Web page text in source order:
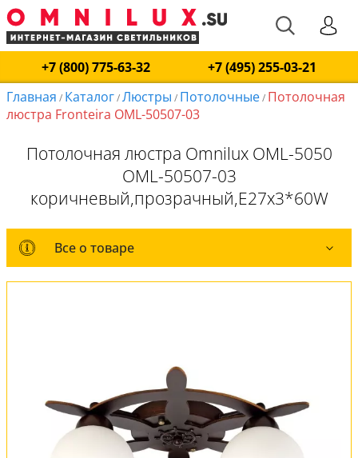
+7 (800) 775-63-32
+7 (495) 255-03-21
Главная / Каталог/Люстры / Потолочные/ Потолочная
люстра Fronteira OML-50507-03
Потолочная люстра Omnilux OML-5050
OML-50507-03
коричневый,прозрачный,E27x3*60W
Все о товаре
Все о товаре
Оплата и доставка
Обмен и возврат